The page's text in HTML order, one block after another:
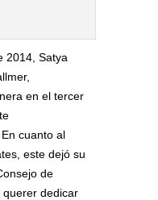
2014, Satya
en el tercer
cuanto al
este dejó su
de
querer dedicar